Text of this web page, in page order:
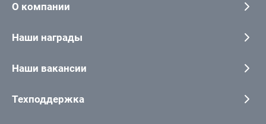
О компании
Наши награды
Наши вакансии
Техподдержка